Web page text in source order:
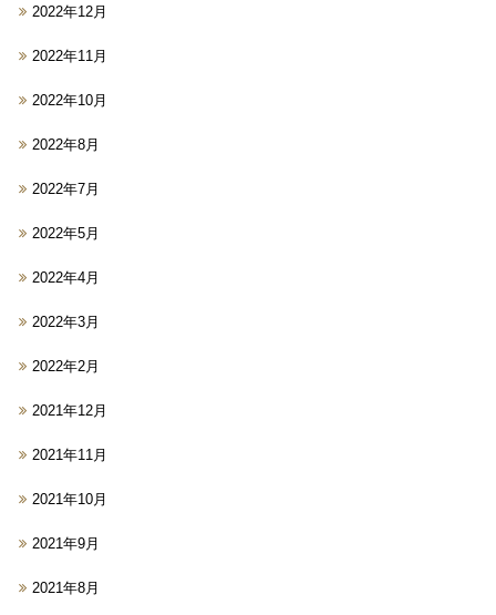
2022年12月
2022年11月
2022年10月
2022年8月
2022年7月
2022年5月
2022年4月
2022年3月
2022年2月
2021年12月
2021年11月
2021年10月
2021年9月
2021年8月